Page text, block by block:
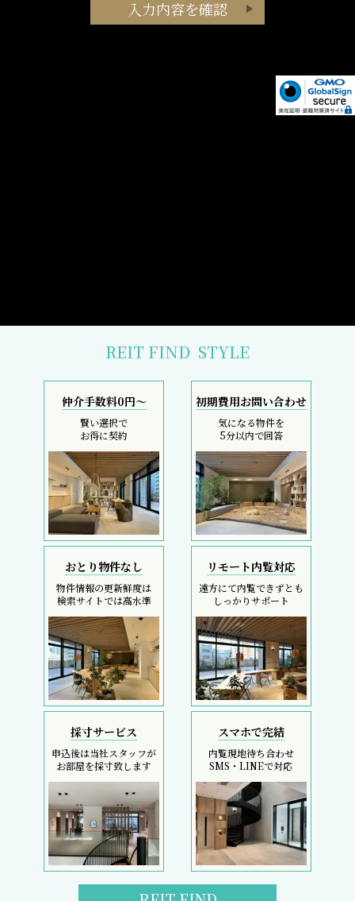
REIT FIND STYLE
仲介手数料0円～
賢い選択で
お得に契約
初期費用お問い合わせ
気になる物件を
5分以内で回答
おとり物件なし
物件情報の更新鮮度は
検索サイトでは高水準
リモート内覧対応
遠方にて内覧できずとも
しっかりサポート
採寸サービス
申込後は当社スタッフが
お部屋を採寸致します
スマホで完結
内覧現地待ち合わせ
SMS・LINEで対応